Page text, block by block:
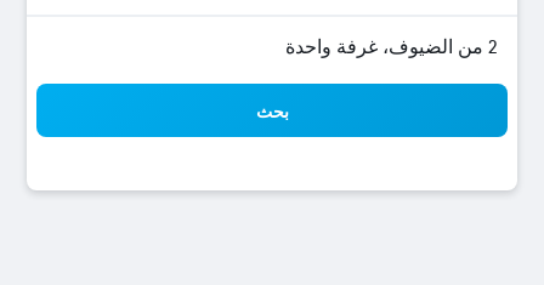
2 من الضيوف، غرفة واحدة
بحث